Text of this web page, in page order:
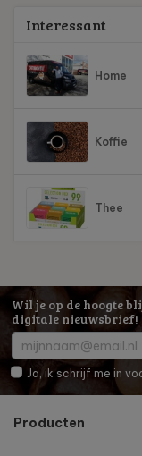
Interessant
Home
Koffie
Thee
Wil je op de hoogte
digitale nieuwsbrief!
Ja, ik schrijf me in
Producten